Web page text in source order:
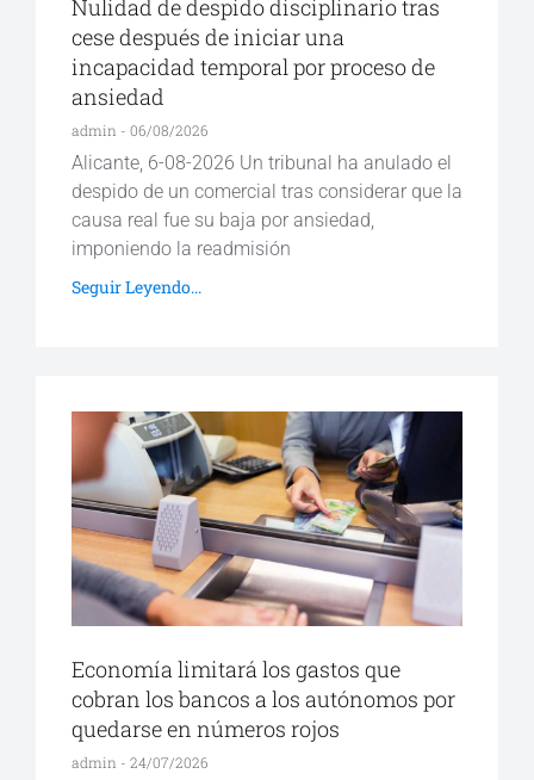
Nulidad de despido disciplinario tras
cese después de iniciar una
incapacidad temporal por proceso de
ansiedad
admin 06/08/2026
Alicante, 6-08-2026 Un tribunal ha anulado el
despido de un comercial tras considerar que la
causa real fue su baja por ansiedad,
imponiendo la readmisión
Seguir Leyendo...
Economía limitará los gastos que
cobran los bancos a los autónomos por
quedarse en números rojos
admin 24/07/2026